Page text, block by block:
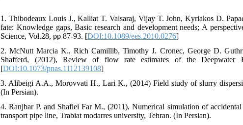
1. Thibodeaux Louis J., Kalliat T. Valsaraj, Vijay T. John, Kyriakos D.
fate: Knowledge gaps, Basic research and development needs; A
Science, Vol.28, pp 87-93. [DOI:10.1089/ees.2010.0276]
2. McNutt Marcia K., Rich Camillib, Timothy J. Cronec, George D.
Shafferd, (2012), Review of flow rate estimates of the
[DOI:10.1073/pnas.1112139108]
3. Alibeigi A.A., Morovvati H., Lari K., (2014) Field study of slurry
(In Persian).
4. Ranjbar P. and Shafiei Far M., (2011), Numerical simulation of
transport pipe line, Trabiat modarres university, Tehran. (In Persian).